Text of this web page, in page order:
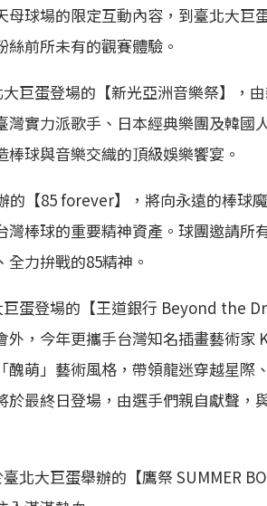
母球場的限定互動內容，到臺北大巨
前所未有的觀賽體驗。
巨蛋登場的【新光亞洲音樂祭】，
灣實力派歌手、日本經典樂團及韓國
球與音樂交織的頂級娛樂饗宴。
的【85 forever】，將向永遠的棒球
灣棒球的重要精神資產。球團邀請所
力拚戰的85精神。
蛋登場的【王道銀行 Beyond the
外，今年更攜手台灣知名插畫藝術家
醜萌」藝術風格，帶領龍迷穿越星際
於最終日登場，由選手們親自獻聲，
北大巨蛋舉辦的【鷹祭 SUMMER